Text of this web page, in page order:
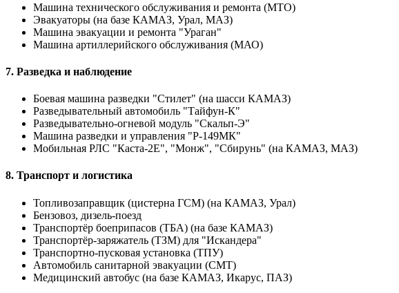
Машина технического обслуживания и ремонта (МТО)
Эвакуаторы (на базе КАМАЗ, Урал, МАЗ)
Машина эвакуации и ремонта "Ураган"
Машина артиллерийского обслуживания (МАО)
7. Разведка и наблюдение
Боевая машина разведки "Стилет" (на шасси КАМАЗ)
Разведывательный автомобиль "Тайфун-К"
Разведывательно-огневой модуль "Скальп-Э"
Машина разведки и управления "Р-149МК"
Мобильная РЛС "Каста-2Е", "Монж", "Сбирунь" (на КАМАЗ, МАЗ)
8. Транспорт и логистика
Топливозаправщик (цистерна ГСМ) (на КАМАЗ, Урал)
Бензовоз, дизель-поезд
Транспортёр боеприпасов (ТБА) (на базе КАМАЗ)
Транспортёр-заряжатель (ТЗМ) для "Искандера"
Транспортно-пусковая установка (ТПУ)
Автомобиль санитарной эвакуации (СМТ)
Медицинский автобус (на базе КАМАЗ, Икарус, ПАЗ)